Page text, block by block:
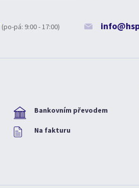
(po-pá: 9:00 - 17:00)
Bankovním převodem
Na fakturu